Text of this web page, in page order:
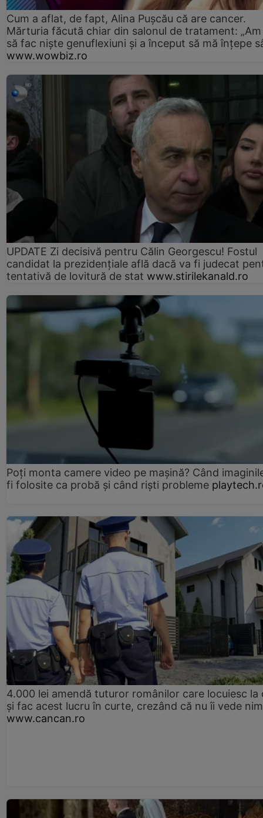
Cum a aflat, de fapt, Alina Pușcău că are cancer.
Mărturia făcută chiar din salonul de tratament:
să fac niște genuflexiuni și a început să mă înțepe
www.wowbiz.ro
UPDATE Zi decisivă pentru Călin Georgescu! Fostul
candidat la prezidențiale află dacă va fi judecat
tentativă de lovitură de stat www.stirilekanald.ro
Poți monta camere video pe mașină? Când
fi folosite ca probă și când riști probleme
4.000 lei amendă tuturor românilor care locuiesc la
și fac acest lucru în curte, crezând că nu îi vede
www.cancan.ro